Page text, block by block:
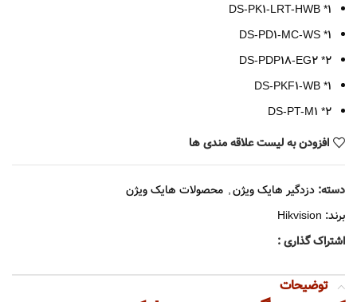
DS-PK1-LRT-HWB *1
DS-PD1-MC-WS *1
DS-PDP18-EG2 *2
DS-PKF1-WB *1
DS-PT-M1 *2
افزودن به لیست علاقه مندی ها
دسته: دزدگیر هایک ویژن, محصولات هایک ویژن
برند: Hikvision
اشتراک گذاری :
توضیحات